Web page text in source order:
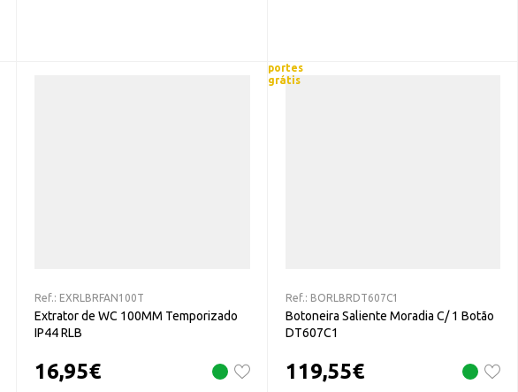
Ref.: EXRLBRFAN100T
Extrator de WC 100MM Temporizado
IP44 RLB
16,95€
portes
grátis
Ref.: BORLBRDT607C1
Botoneira Saliente Moradia C/ 1 Botão
DT607C1
119,55€